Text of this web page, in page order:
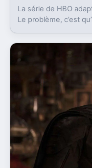
La série de HBO
Le problème, c’est